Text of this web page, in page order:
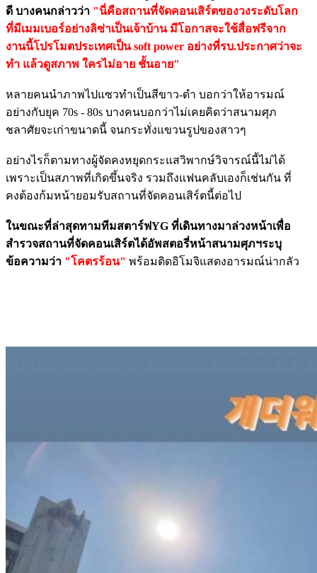
ดี บางคนกล่าวว่า "นี่คือสถานที่จัดคอนเสิร์ตของวงระดับโลก
ที่มีเมมเบอร์อย่างลิซ่าเป็นเจ้าบ้าน มีโอกาสจะใช้สื่อฟรีจาก
งานนี้โปรโมตประเทศเป็น soft power อย่างที่รบ.ประกาศว่าจะ
ทำ แล้วดูสภาพ ใครไม่อาย ชั้นอาย"
หลายคนนำภาพไปแซวทำเป็นสีขาว-ดำ บอกว่าให้อารมณ์
อย่างกับยุค 70s - 80s บางคนบอกว่าไม่เคยคิดว่าสนามศุภ
ชลาศัยจะเก่าขนาดนี้ จนกระทั่งแขวนรูปของสาวๆ
อย่างไรก็ตามทางผู้จัดคงหยุดกระแสวิพากษ์วิจารณ์นี้ไม่ได้
เพราะเป็นสภาพที่เกิดขึ้นจริง รวมถึงแฟนคลับเองก็เช่นกัน ที่
คงต้องก้มหน้ายอมรับสถานที่จัดคอนเสิร์ตนี้ต่อไป
ในขณะที่ล่าสุดทามทีมสตาร์ฟYG ที่เดินทางมาล่วงหน้าเพื่อ
สำรวจสถานที่จัดคอนเสิร์ตได้อัพสตอรี่หน้าสนามศุภฯระบุ
ข้อความว่า "โคตรร้อน" พร้อมติดอิโมจิแสดงอารมณ์น่ากลัว